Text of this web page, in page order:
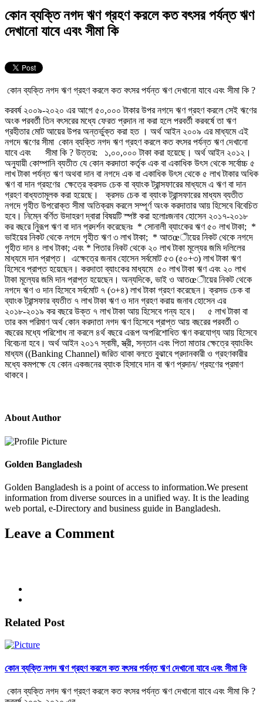
কোন ব্যক্তি নগদ ঋণ গ্রহণ করলে কত বৎসর পর্যন্ত ঋণ
দেখানো যাবে এবং সীমা কি
কোন ব্যক্তি নগদ ঋণ গ্রহণ করলে কত বৎসর পর্যন্ত ঋণ দেখানো যাবে এবং সীমা কি ?
করবর্ষ ২০০৯-২০২০ এর আগে ৫০,০০০ টাকার উপর নগদে ঋণ গ্রহণ করলে সেই ঋণের
অংক পরবর্তী তিন বৎসরের মধ্যে ফেরত প্রদান না করা হলে পরবর্তী করবর্ষে তা ঋণ
গ্রহীতার মোট আয়ের উপর অন্তর্ভুক্ত করা হত । অর্থ আইন ২০০৯ এর মাধ্যমে এই
নগদে ঋণের সীমা কোন ব্যক্তি নগদ ঋণ গ্রহণ করলে কত বৎসর পর্যন্ত ঋণ দেখানো
যাবে এবং সীমা কি ? উত্তর: ১,০০,০০০ টাকা করা হয়েছে। অর্থ আইন ২০১২।
অনুযায়ী কোম্পানি ব্যতীত যে কোন করদাতা কর্তৃক এক বা একাধিক উৎস থেকে সর্বোচ্চ ৫
লাখ টাকা পর্যন্ত ঋণ অথবা দান বা নগদে এক বা একাধিক উৎস থেকে ৫ লাখ টাকার অধিক
ঋণ বা দান গ্রহণের ক্ষেত্রে ক্রসড চেক বা ব্যাংক ট্রান্সফারের মাধ্যমে এ ঋণ বা দান
গ্রহণ বাধ্যতামূলক করা হয়েছে। ক্রসড চেক বা ব্যাংক ট্রান্সফারের মাধ্যম ব্যতীত
নগদে গৃহীত উপরোক্ত সীমা অতিক্রম করলে সম্পূর্ণ অংক করদাতার আয় হিসেবে বিবেচিত
হবে। নিম্নে বর্ণিত উদাহরণ দ্বারা বিষয়টি স্পষ্ট করা হলোঃজনাব হোসেন ২০১৭-২০১৮
কর বছরে নিুরূপ ঋণ বা দান প্রদর্শন করেছেনঃ * সোনালী ব্যাংকের ঋণ ৫০ লাখ টাকা; *
ভাইয়ের নিকট থেকে নগদে গৃহীত ঋণ ৩ লাখ টাকা; * আতœীয়ের নিকট থেকে নগদে
গৃহীত দান ৪ লাখ টাকা; এবং * পিতার নিকট থেকে ২০ লাখ টাকা মূল্যের জমি দলিলের
মাধ্যমে দান প্রাপ্ত। এক্ষেত্রে জনাব হোসেন সর্বমোট ৫৩ (৫০+৩) লাখ টাকা ঋণ
হিসেবে প্রাপ্ত হয়েছেন। করদাতা ব্যাংকের মাধ্যমে ৫০ লাখ টাকা ঋণ এবং ২০ লাখ
টাকা মূল্যের জমি দান প্রাপ্ত হয়েছেন। অন্যদিকে, ভাই ও আতœীয়ের নিকট থেকে
নগদে ঋণ ও দান হিসেবে সর্বমোট ৭ (৩+৪) লাখ টাকা গ্রহণ করেছেন। ক্রসড চেক বা
ব্যাংক ট্রান্সফার ব্যতীত ৭ লাখ টাকা ঋণ ও দান গ্রহণ করায় জনাব হোসেন এর
২০১৮-২০১৯ কর বছরে উক্ত ৭ লাখ টাকা আয় হিসেবে গন্য হবে। ৫ লাখ টাকা বা
তার কম পরিমাণ অর্থ কোন করদাতা নগদ ঋণ হিসেবে প্রাপ্ত আয় বছরের পরবর্তী ৩
বছরের মধ্যে পরিশোধ না করলে ৪র্থ বছরে এরূপ অপরিশোধিত ঋণ করযোগ্য আয় হিসেবে
বিবেচনা হবে। অর্থ আইন ২০১৭ স্বামী, স্ত্রী, সন্তান এবং পিতা মাতার ক্ষেত্রে ব্যাংকিং
মাধ্যম ((Banking Channel) জরিত থাকা বলতে বুঝাবে প্রদানকারী ও গ্রহণকারীর
মধ্যে কমপক্ষে যে কোন একজনের ব্যাংক হিসাবে দান বা ঋণ প্রদান/ গ্রহণের প্রমাণ
থাকবে।
About Author
Golden Bangladesh
Golden Bangladesh is a point of access to information.We present
information from diverse sources in a unified way. It is the leading
web portal, e-Directory and business guide in Bangladesh.
Leave a Comment
Related Post
কোন ব্যক্তি নগদ ঋণ গ্রহণ করলে কত বৎসর পর্যন্ত ঋণ দেখানো যাবে এবং সীমা কি
কোন ব্যক্তি নগদ ঋণ গ্রহণ করলে কত বৎসর পর্যন্ত ঋণ দেখানো যাবে এবং সীমা কি ?